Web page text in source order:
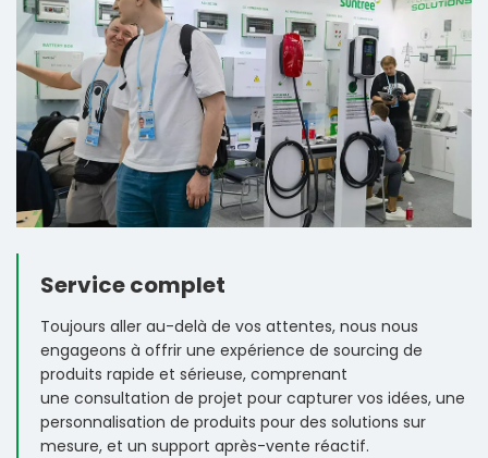
Service complet
Toujours aller au-delà de vos attentes, nous nous
engageons à offrir une expérience de sourcing de
produits rapide et sérieuse, comprenant
une consultation de projet pour capturer vos idées, une
personnalisation de produits pour des solutions sur
mesure, et un support après-vente réactif.